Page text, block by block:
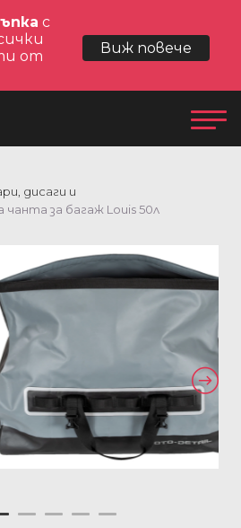
дисаги и
за багаж Louis 50л
с
от
Виж повече